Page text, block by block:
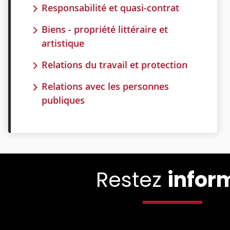
Responsabilité et quasi-contrat
Biens - propriété littéraire et
artistique
Relations du travail et protection
Relations avec les personnes
publiques
Restez